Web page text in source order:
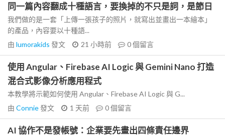
同一篇內容翻成十種語言，要換掉的不只是詞，是節日
我們做的是一套「上傳一張孩子的照片，就寫出並畫出一本繪本」
的產品，內容要以十種語...
由 lumorakids 發文 21 小時前 0個留言
使用 Angular、Firebase AI Logic 與 Gemini Nano 打造
混合式影像分析應用程式
本教學將示範如何使用 Angular、Firebase AI Logic 與 G...
由 Connie發文 1 天前 0個留言
AI 協作不是發帳號：企業要先畫出四條責任邊界